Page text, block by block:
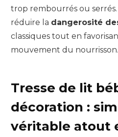
trop rembourrés ou
réduire la dangerosité
classiques tout en
mouvement du nourrisson.
Tresse de lit
décoration :
véritable atout